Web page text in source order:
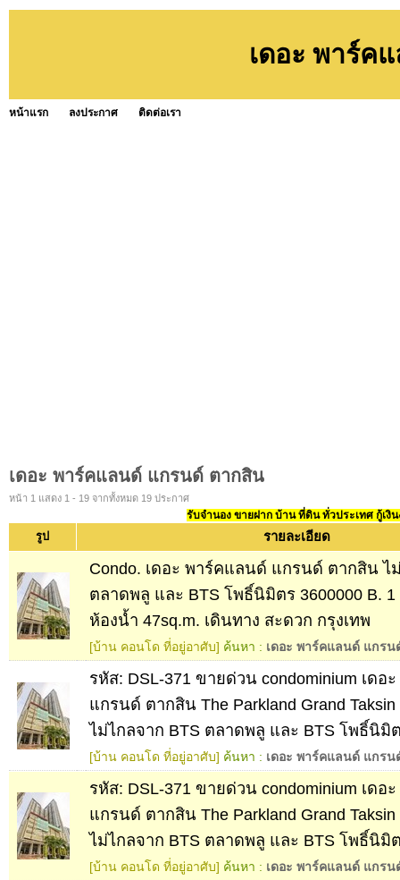
เดอะ พาร์ค
หน้าแรก ลงประกาศ ติดต่อเรา
เดอะ พาร์คแลนด์ แกรนด์ ตากสิน
หน้า 1 แสดง 1 - 19 จากทั้งหมด 19 ประกาศ
รับจำนอง ขายฝาก บ้าน ที่ดิน ทั่วประเทศ กู้เงิ
รูป รายละเอียด
Condo. เดอะ พาร์คแลนด์ แกรนด์ ตากสิน ไ
ตลาดพลู และ BTS โพธิ์นิมิตร 3600000 B. 1
ห้องน้ำ 47sq.m. เดินทาง สะดวก กรุงเทพ
[บ้าน คอนโด ที่อยู่อาศับ] ค้นหา : เดอะ พาร์คแลนด์ แกร
รหัส: DSL-371 ขายด่วน condominium เดอ
แกรนด์ ตากสิน The Parkland Grand
ไม่ไกลจาก BTS ตลาดพลู และ BTS โพธิ์นิมิ
[บ้าน คอนโด ที่อยู่อาศับ] ค้นหา : เดอะ พาร์คแลนด์ แกร
รหัส: DSL-371 ขายด่วน condominium เดอ
แกรนด์ ตากสิน The Parkland Grand
ไม่ไกลจาก BTS ตลาดพลู และ BTS โพธิ์นิมิ
[บ้าน คอนโด ที่อยู่อาศับ] ค้นหา : เดอะ พาร์คแลนด์ แกร